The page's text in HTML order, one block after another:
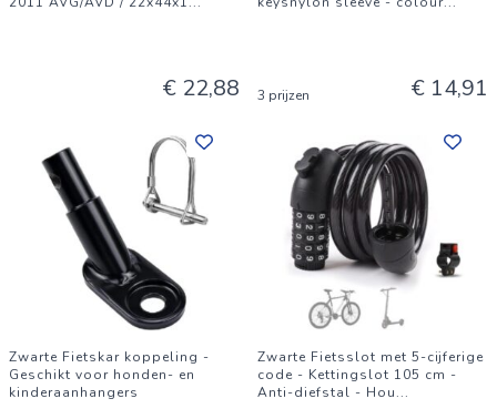
€ 22,88 3 prijzen € 14,91
Zwarte Fietskar koppeling -
Geschikt voor honden- en
kinderaanhangers
Zwarte Fietsslot met 5-cijferige
code - Kettingslot 105 cm -
Anti-diefstal - Hou...